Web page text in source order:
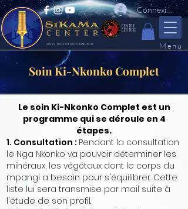
Connexion
Menu
CENTRE
CERTIFIE
SOINS HOLISTIQUES KIMUNTU
Soin Ki-Nkonko Complet
Le soin Ki-Nkonko Complet est un
programme qui se déroule en 4
étapes.
1. Consultation : Pendant la consultation
le Nga Nkonko va pouvoir déterminer les
minéraux, les végétaux dont le corps du
mpangi a besoin pour s'équilibrer. Cette
liste lui sera transmise par mail suite à
l'étude de son profil.